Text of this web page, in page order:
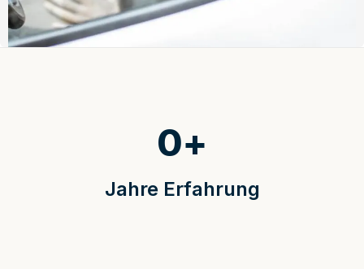
Jahre Erfahrung
0+